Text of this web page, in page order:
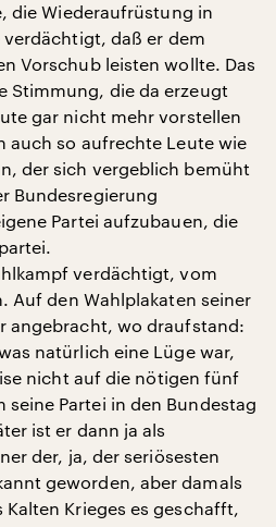
die Wiederaufrüstung in
daß er dem
Vorschub leisten wollte. Das
Stimmung, die da erzeugt
gar nicht mehr vorstellen
auch so aufrechte Leute wie
der sich vergeblich bemüht
Bundesregierung
Partei aufzubauen, die
verdächtigt, vom
Auf den Wahlplakaten seiner
angebracht, wo draufstand:
natürlich eine Lüge war,
nicht auf die nötigen fünf
seine Partei in den Bundestag
ist er dann ja als
der, ja, der seriösesten
geworden, aber damals
Kalten Krieges es geschafft,